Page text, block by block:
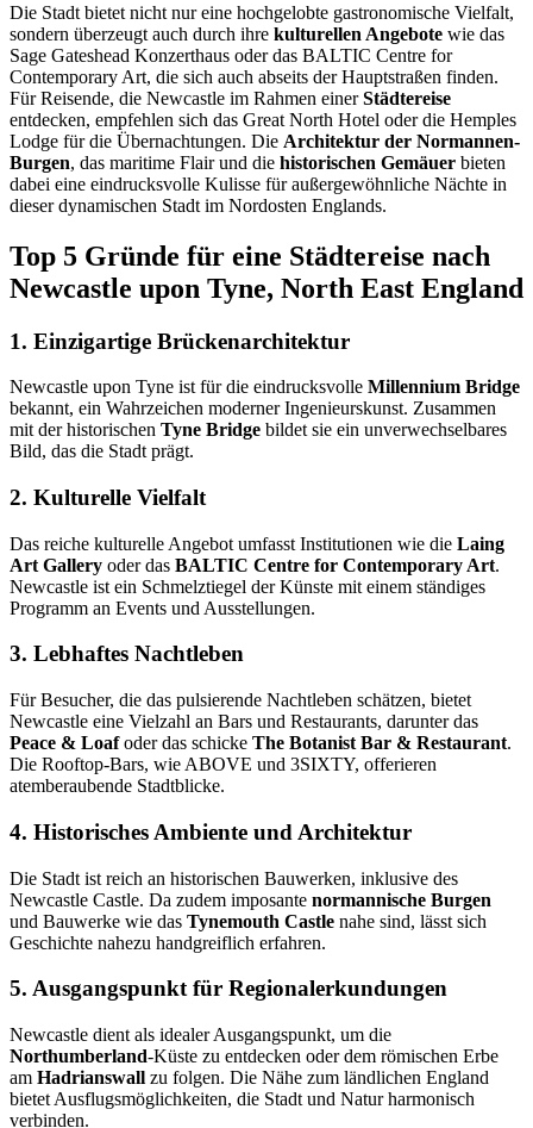
Die Stadt bietet nicht nur eine hochgelobte gastronomische Vielfalt,
sondern überzeugt auch durch ihre kulturellen Angebote wie das
Sage Gateshead Konzerthaus oder das BALTIC Centre for
Contemporary Art, die sich auch abseits der Hauptstraßen finden.
Für Reisende, die Newcastle im Rahmen einerStädtereise
entdecken, empfehlen sich das Great North Hotel oder die Hemples
Lodge für die Übernachtungen. Die Architektur der Normannen-
Burgen, das maritime Flair und die historischen Gemäuer bieten
dabei eine eindrucksvolle Kulisse für außergewöhnliche Nächte in
dieser dynamischen Stadt im Nordosten Englands.
Top 5 Gründe für eine Städtereise nach
Newcastle upon Tyne, North East England
1. Einzigartige Brückenarchitektur
Newcastle upon Tyne ist für die eindrucksvolle Millennium Bridge
bekannt, ein Wahrzeichen moderner Ingenieurskunst. Zusammen
mit der historischen Tyne Bridge bildet sie ein unverwechselbares
Bild, das die Stadt prägt.
2. Kulturelle Vielfalt
Das reiche kulturelle Angebot umfasst Institutionen wie die Laing
Art Gallery oder das BALTIC Centre for Contemporary Art.
Newcastle ist ein Schmelztiegel der Künste mit einem ständiges
Programm an Events und Ausstellungen.
3. Lebhaftes Nachtleben
Für Besucher, die das pulsierende Nachtleben schätzen, bietet
Newcastle eine Vielzahl an Bars und Restaurants, darunter das
Peace & Loafoder das schicke The Botanist Bar & Restaurant.
Die Rooftop-Bars, wie ABOVE und 3SIXTY, offerieren
atemberaubende Stadtblicke.
4. Historisches Ambiente und Architektur
Die Stadt ist reich an historischen Bauwerken, inklusive des
Newcastle Castle. Da zudem imposante normannische Burgen
und Bauwerke wie das Tynemouth Castle nahe sind, lässt sich
Geschichte nahezu handgreiflich erfahren.
5. Ausgangspunkt für Regionalerkundungen
Newcastle dient als idealer Ausgangspunkt, um die
Northumberland-Küste zu entdecken oder dem römischen Erbe
am Hadrianswall zu folgen. Die Nähe zum ländlichen England
bietet Ausflugsmöglichkeiten, die Stadt und Natur harmonisch
verbinden.